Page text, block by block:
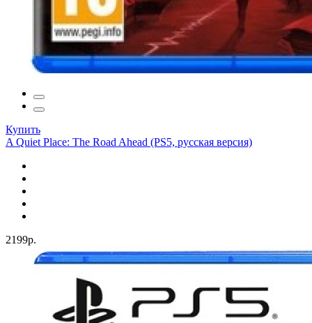
Купить
A Quiet Place: The Road Ahead (PS5, русская версия)
2199р.